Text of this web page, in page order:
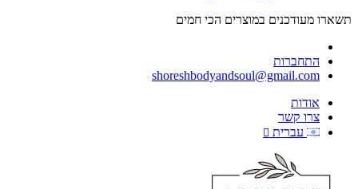
תשארו מעודכנים במוצרים הכי חמים
התחברות
shoreshbodyandsoul@gmail.com
אודות
צרו קשר
עברית